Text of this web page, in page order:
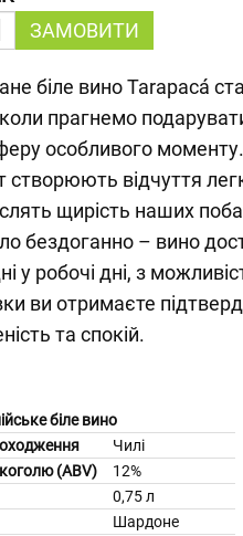
ЗАМОВИТИ
біле вино Tarapacá
коли прагнемо
особливого
створюють відчуття
щирість наших
бездоганно – вино
у робочі дні, з
ви отримаєте
та спокій.
біле вино
походження Чилі
(ABV)
12%
0,75 л
Шардоне